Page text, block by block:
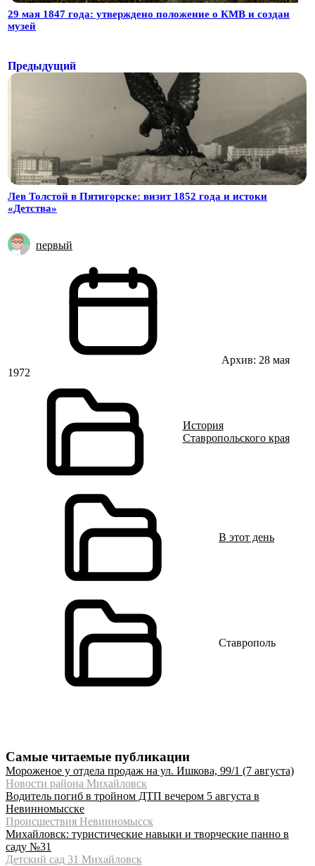
29 мая 1847 года: утверждено положение о КМВ и создан
музей
Предыдущий
Лев Толстой в Пятигорске: визит 1852 года и истоки
«Детства»
первый
Архив: 28 мая
1972
История
Ставропольского края
В этот день
Ставрополь
Самые читаемые публикации
Мороженое у отдела продаж на ул. Ишкова, 99/1 (7 августа)
Новости района Михайловск
Водитель погиб в тройном ДТП вечером 5 августа в
Невинномысске
Происшествия Невинномысск
Михайловск: туристические навыки и творческие панно в
саду №31
Детский сад 31 Михайловск